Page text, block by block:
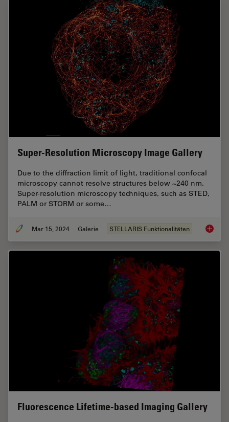
Super-Resolution Microscopy Image Gallery
Due to the diffraction limit of light, traditional confocal
microscopy cannot resolve structures below ~240 nm.
Super-resolution microscopy techniques, such as STED,
PALM or STORM or some…
Mar 15, 2024 Galerie STELLARIS Funktionalitäten Super-
Fluorescence Lifetime-based Imaging Gallery